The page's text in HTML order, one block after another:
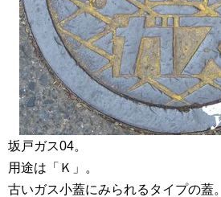
坂戸ガス04。
用途は「Ｋ」。
古いガス小蓋にみられるタイプの蓋。